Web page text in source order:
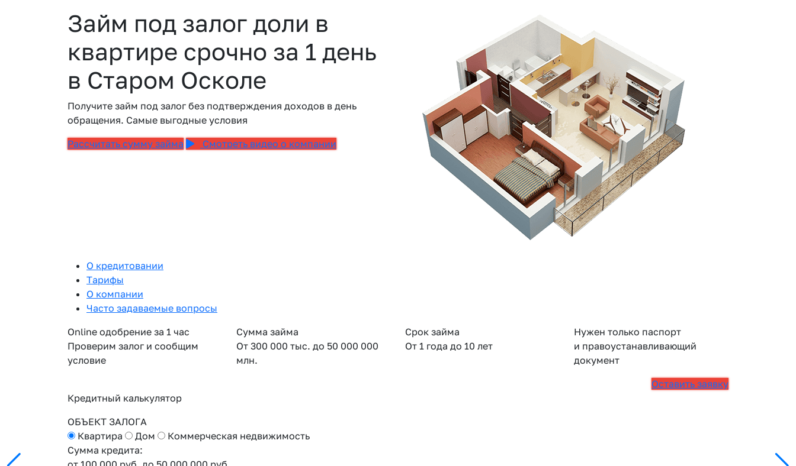
Займ под залог доли в
квартире срочно за 1 день
в Старом Осколе
Получите займ под залог без подтверждения доходов в день
обращения. Самые выгодные условия
Рассчитать сумму займа
Смотреть видео о компании
О кредитовании
Тарифы
О компании
Часто задаваемые вопросы
Online одобрение за 1 час
Проверим залог и сообщим
условие
Сумма займа
От 300 000 тыс. до 50 000 000
млн.
Срок займа
От 1 года до 10 лет
Нужен только паспорт
и правоустанавливающий
документ
Оставить заявку
Кредитный калькулятор
ОБЪЕКТ ЗАЛОГА
Квартира
Дом
Коммерческая недвижимость
Сумма кредита: